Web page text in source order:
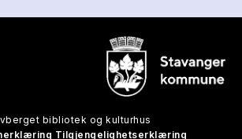
bibliotek og kulturhus
Tilgjengelighetserklæring